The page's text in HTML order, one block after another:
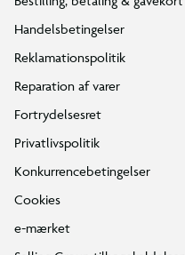
Handelsbetingelser
Reklamationspolitik
Reparation af varer
Fortrydelsesret
Privatlivspolitik
Konkurrencebetingelser
Cookies
e-mærket